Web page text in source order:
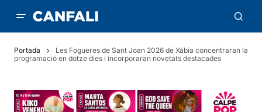
Portada
Les Fogueres de Sant Joan 2026 de Xàbia concentraran la
programació en dotze dies i incorporaran novetats destacades